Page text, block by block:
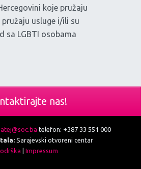
koje pružaju
usluge i/ili su
sa LGBTI osobama
nas!
telefon: +387 33 551 000
Sarajevski otvoreni centar
| Impressum